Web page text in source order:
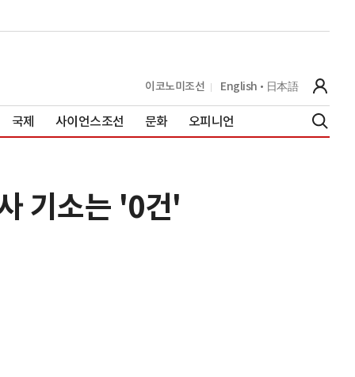
이코노미조선 English 日本語
국제 사이언스조선 문화 오피니언
기소는 '0건'